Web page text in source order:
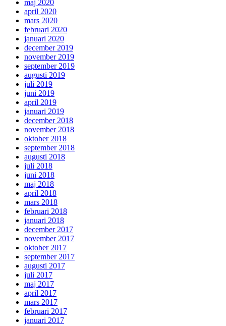
maj 2020
april 2020
mars 2020
februari 2020
januari 2020
december 2019
november 2019
september 2019
augusti 2019
juli 2019
juni 2019
april 2019
januari 2019
december 2018
november 2018
oktober 2018
september 2018
augusti 2018
juli 2018
juni 2018
maj 2018
april 2018
mars 2018
februari 2018
januari 2018
december 2017
november 2017
oktober 2017
september 2017
augusti 2017
juli 2017
maj 2017
april 2017
mars 2017
februari 2017
januari 2017